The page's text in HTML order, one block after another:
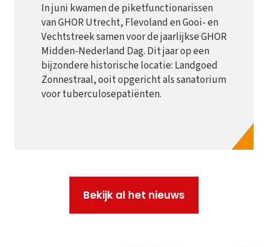
In juni kwamen de piketfunctionarissen
van GHOR Utrecht, Flevoland en Gooi- en
Vechtstreek samen voor de jaarlijkse GHOR
Midden-Nederland Dag. Dit jaar op een
bijzondere historische locatie: Landgoed
Zonnestraal, ooit opgericht als sanatorium
voor tuberculosepatiënten.
Bekijk al het nieuws